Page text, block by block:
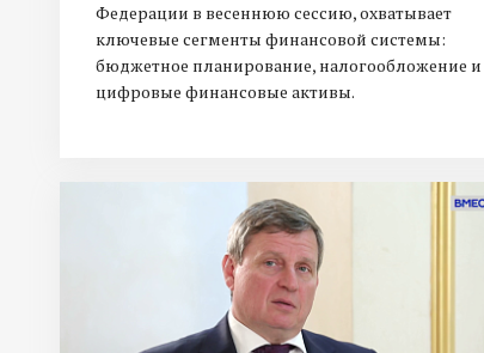
Федерации в весеннюю сессию, охватывает
ключевые сегменты финансовой системы:
бюджетное планирование, налогообложение и
цифровые финансовые активы.